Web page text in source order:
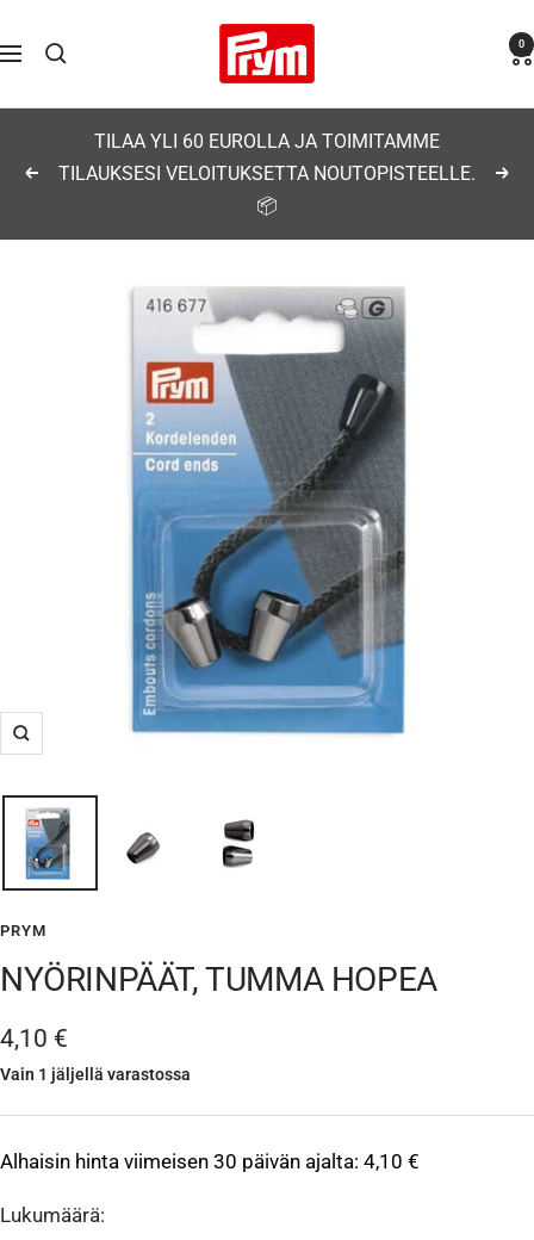
sisältöön
Navigaatio
Prym 0
Edellinen
TILAA YLI 60 EUROLLA JA TOIMITAMME
TILAUKSESI VELOITUKSETTA NOUTOPISTEELLE.
📦
Suurenna
PRYM
NYÖRINPÄÄT, TUMMA HOPEA
Alennushinta
4,10 €
Vain 1 jäljellä varastossa
Alhaisin hinta viimeisen 30 päivän ajalta: 4,10 €
Lukumäärä: